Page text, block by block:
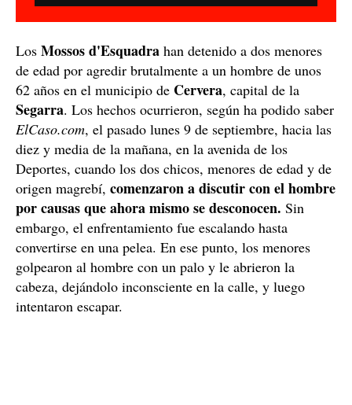
Los Mossos d'Esquadra han detenido a dos menores
de edad por agredir brutalmente a un hombre de unos
62 años en el municipio de Cervera, capital de la
Segarra. Los hechos ocurrieron, según ha podido saber
ElCaso.com, el pasado lunes 9 de septiembre, hacia las
diez y media de la mañana, en la avenida de los
Deportes, cuando los dos chicos, menores de edad y de
origen magrebí, comenzaron a discutir con el hombre
por causas que ahora mismo se desconocen. Sin
embargo, el enfrentamiento fue escalando hasta
convertirse en una pelea. En ese punto, los menores
golpearon al hombre con un palo y le abrieron la
cabeza, dejándolo inconsciente en la calle, y luego
intentaron escapar.